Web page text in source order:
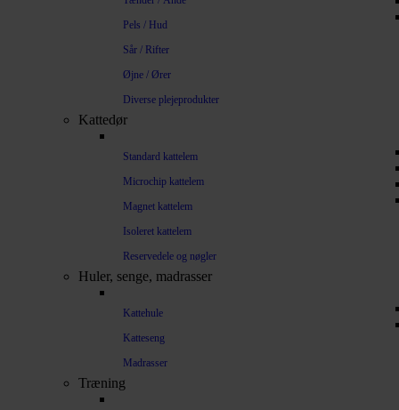
Pels / Hud
Sår / Rifter
Øjne / Ører
Diverse plejeprodukter
Kattedør
Standard kattelem
Microchip kattelem
Magnet kattelem
Isoleret kattelem
Reservedele og nøgler
Huler, senge, madrasser
Kattehule
Katteseng
Madrasser
Træning